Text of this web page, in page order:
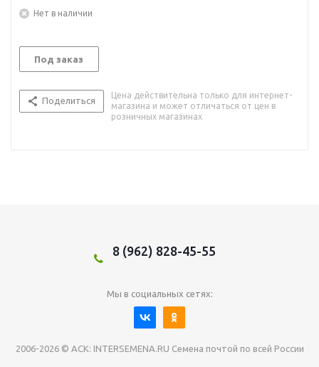
Нет в наличии
Под заказ
Поделиться
Цена действительна только для интернет-
магазина и может отличаться от цен в
розничных магазинах
8 (962) 828-45-55
Мы в социальных сетях:
2006-2026 © АСК: INTERSEMENA.RU Семена почтой по всей России